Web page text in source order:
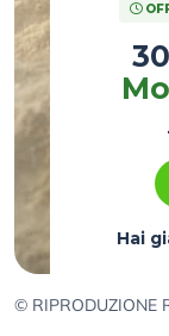
Hai
© RIPRODUZIONE